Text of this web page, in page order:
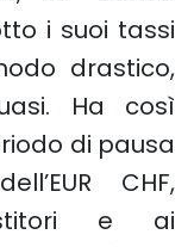
i suoi tassi
drastico,
Ha così
di pausa
CHF,
e ai